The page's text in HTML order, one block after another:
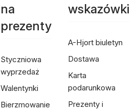
na
prezenty
Styczniowa
wyprzedaż
Walentynki
Bierzmowanie
wskazówki
A-Hjort biuletyn
Dostawa
Karta
podarunkowa
Prezenty i